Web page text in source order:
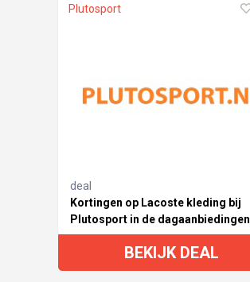
Plutosport
deal
Kortingen op Lacoste kleding bij
Plutosport in de dagaanbiedingen
BEKIJK DEAL